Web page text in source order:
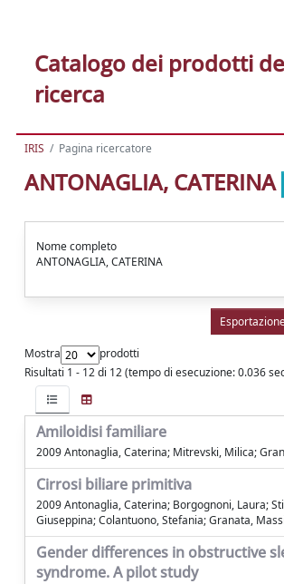
Catalogo dei prodotti
ricerca
IRIS Pagina ricercatore
ANTONAGLIA, CATERINA
Nome completo
ANTONAGLIA, CATERINA
Mostra
prodotti
Risultati 1 - 12 di 12 (tempo di esecuzione: 0.036
Amiloidisi familiare
2009 Antonaglia, Caterina; Mitrevski, Milica;
Cirrosi biliare primitiva
2009 Antonaglia, Caterina; Borgognoni, Laura;
Giuseppina; Colantuono, Stefania; Granata,
Gender differences in obstructive
syndrome. A pilot study